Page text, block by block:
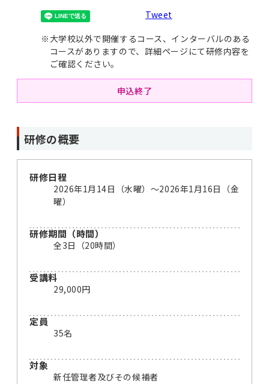
Tweet
※大学校以外で開催するコース、インターバルのある
コースがありますので、詳細ページにて研修内容を
ご確認ください。
申込終了
研修の概要
研修日程
2026年1月14日（水曜）〜2026年1月16日（金
曜）
研修期間（時間）
全3日（20時間）
受講料
29,000円
定員
35名
対象
新任管理者及びその候補者